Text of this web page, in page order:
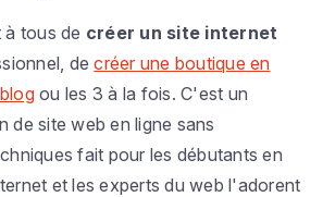
à tous de créer un site internet
decréer une boutique en
ou les 3 à la fois. C'est un
de site web en ligne sans
fait pour les débutants en
et les experts du web l'adorent